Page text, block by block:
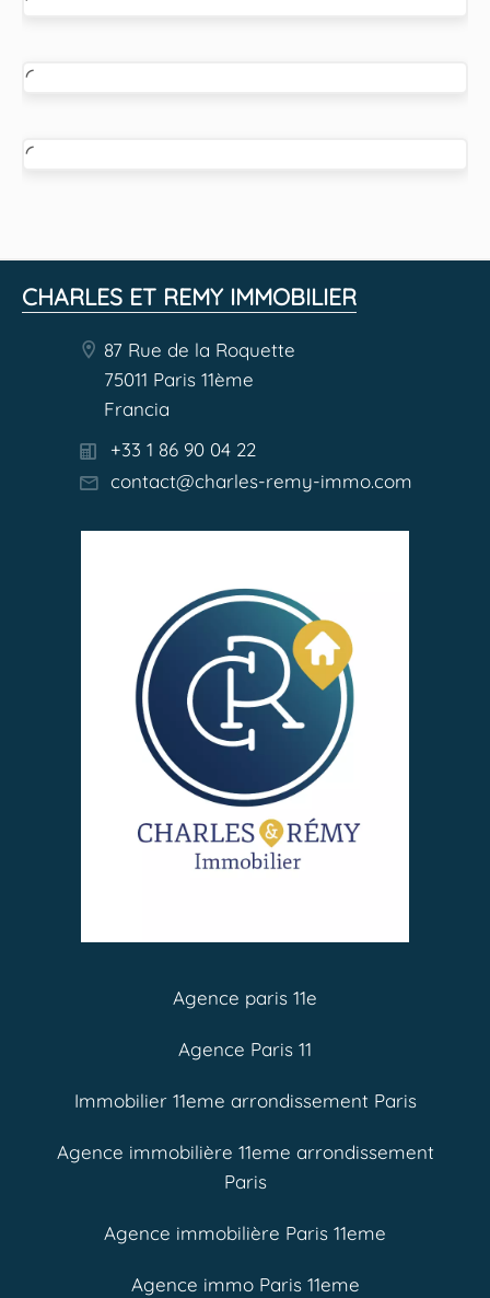
CHARLES ET REMY IMMOBILIER
87 Rue de la Roquette
75011 Paris 11ème
Francia
+33 1 86 90 04 22
contact@charles-remy-immo.com
Agence paris 11e
Agence Paris 11
Immobilier 11eme arrondissement Paris
Agence immobilière 11eme arrondissement
Paris
Agence immobilière Paris 11eme
Agence immo Paris 11eme